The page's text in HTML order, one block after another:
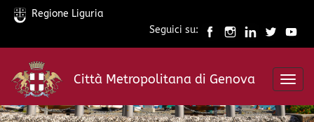
Salta
contenuto
principale
Regione Liguria
Seguici su:
Città Metropolitana di Genova